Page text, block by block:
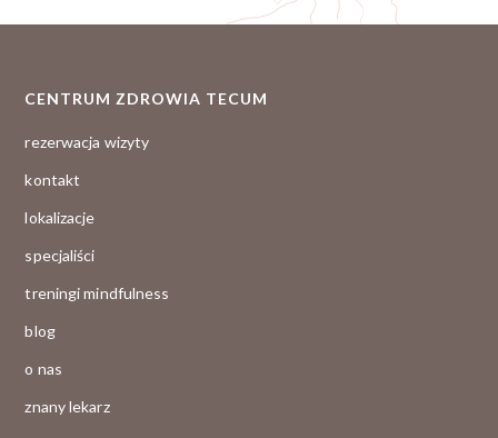
CENTRUM ZDROWIA TECUM
rezerwacja wizyty
kontakt
lokalizacje
specjaliści
treningi mindfulness
blog
o nas
znany lekarz